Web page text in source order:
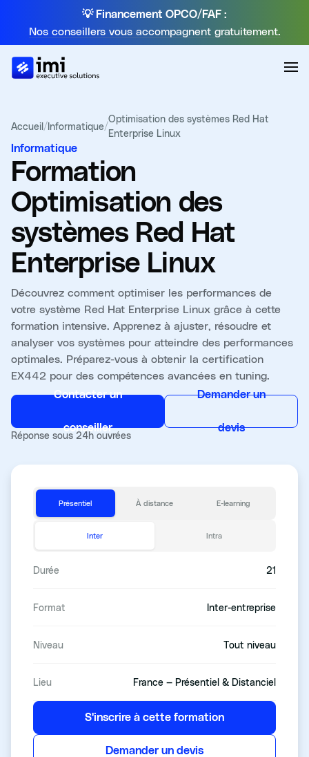
💡 Financement OPCO/FAF :
Nos conseillers vous accompagnent gratuitement.
Accueil/Informatique/
Optimisation des systèmes Red Hat
Enterprise Linux
Informatique
Formation
Optimisation des
systèmes Red Hat
Enterprise Linux
Découvrez comment optimiser les performances de
votre système Red Hat Enterprise Linux grâce à cette
formation intensive. Apprenez à ajuster, résoudre et
analyser vos systèmes pour atteindre des performances
optimales. Préparez-vous à obtenir la certification
EX442 pour des compétences avancées en tuning.
Contacter un
conseiller
Demander un
devis
Réponse sous 24h ouvrées
Présentiel À distance E-learning
Inter Intra
Durée 21
Format Inter-entreprise
Niveau Tout niveau
Lieu France — Présentiel & Distanciel
S'inscrire à cette formation
Demander un devis